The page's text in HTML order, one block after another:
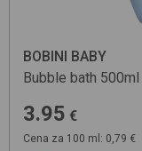
BOBINI BABY
Bubble bath 500ml
3.95 €
Cena za 100 ml: 0,79 €